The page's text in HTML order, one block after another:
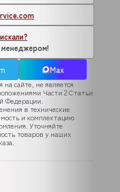
Max
сайте, не является
Части 2 Статьи
Федерации.
в технические
и комплектацию
Уточняйте
товаров у наших